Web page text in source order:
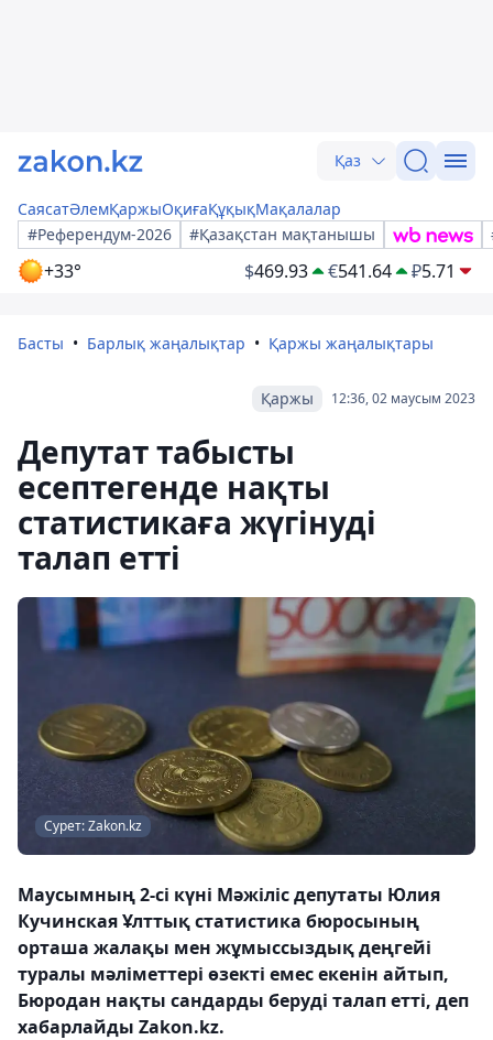
Қаз
СаясатӘлемҚаржыОқиғаҚұқықМақалалар
#Референдум-2026
#Қазақстан мақтанышы
+33° $469.93 €541.64 ₽5.71
Басты Барлық жаңалықтар Қаржы жаңалықтары
12:36, 02 маусым 2023
Қаржы
Депутат табысты
есептегенде нақты
статистикаға жүгінуді
талап етті
Сурет: Zakon.kz
Маусымның 2-сі күні Мәжіліс депутаты Юлия
Кучинская Ұлттық статистика бюросының
орташа жалақы мен жұмыссыздық деңгейі
туралы мәліметтері өзекті емес екенін айтып,
Бюродан нақты сандарды беруді талап етті, деп
хабарлайды Zakon.kz.